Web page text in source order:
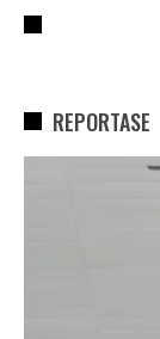
REPORTASE